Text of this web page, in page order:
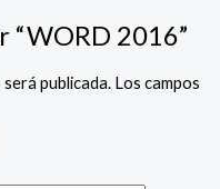
“WORD 2016”
publicada. Los campos